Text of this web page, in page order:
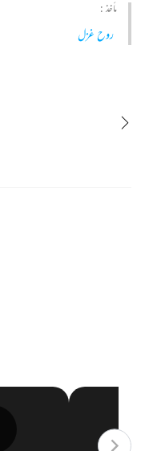
مأخذ :
روح غزل